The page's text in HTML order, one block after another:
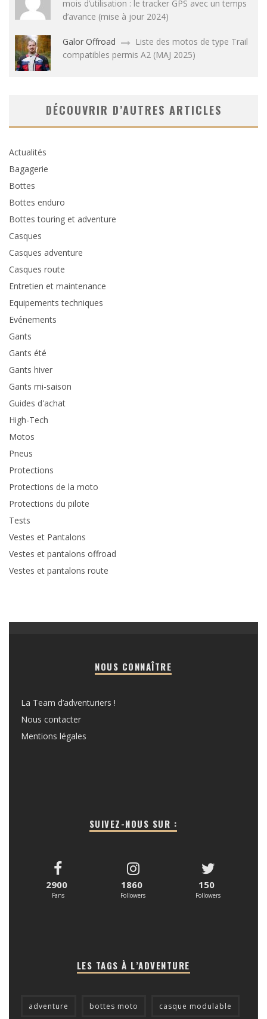
mois d’utilisation : le tracker GPS avec un temps
d’avance (mise à jour 2024)
Galor Offroad
Liste des motos de type Trail
compatibles permis A2 (MAJ 2025)
DÉCOUVRIR D’AUTRES ARTICLES
Actualités
Bagagerie
Bottes
Bottes enduro
Bottes touring et adventure
Casques
Casques adventure
Casques route
Entretien et maintenance
Equipements techniques
Evénements
Gants
Gants été
Gants hiver
Gants mi-saison
Guides d'achat
High-Tech
Motos
Pneus
Protections
Protections de la moto
Protections du pilote
Tests
Vestes et Pantalons
Vestes et pantalons offroad
Vestes et pantalons route
NOUS CONNAÎTRE
La Team d’adventuriers !
Nous contacter
Mentions légales
SUIVEZ-NOUS SUR :
2900
Fans
1860
Followers
150
Followers
LES TAGS À L’ADVENTURE
adventure bottes moto casque modulable